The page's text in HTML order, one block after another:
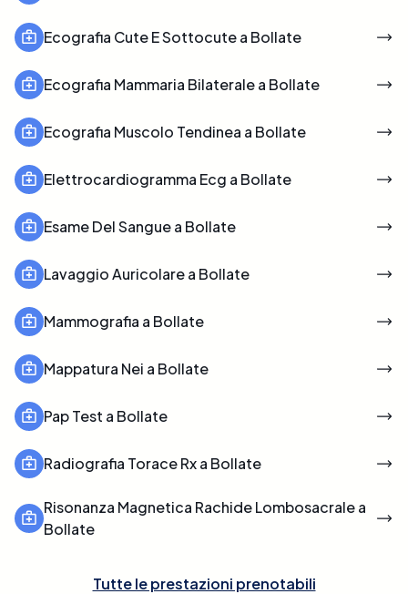
Ecografia Cute E Sottocute a Bollate
Ecografia Mammaria Bilaterale a Bollate
Ecografia Muscolo Tendinea a Bollate
Elettrocardiogramma Ecg a Bollate
Esame Del Sangue a Bollate
Lavaggio Auricolare a Bollate
Mammografia a Bollate
Mappatura Nei a Bollate
Pap Test a Bollate
Radiografia Torace Rx a Bollate
Risonanza Magnetica Rachide Lombosacrale a
Bollate
Tutte le prestazioni prenotabili